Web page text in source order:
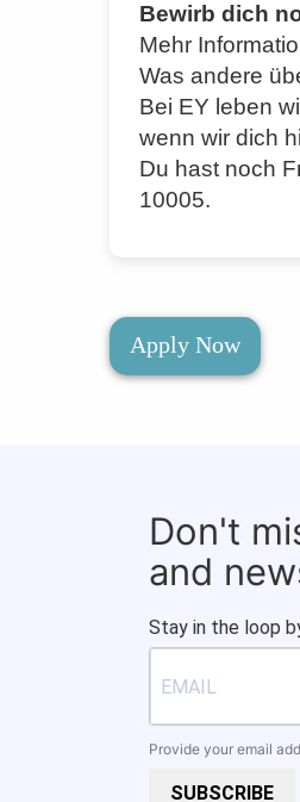
Bewirb dich
Mehr
Was andere
Bei EY leben
wenn wir dich
Du hast noch
10005.
Apply Now
Don't
and
Stay in the loop
Provide your email
SUBSCRIBE